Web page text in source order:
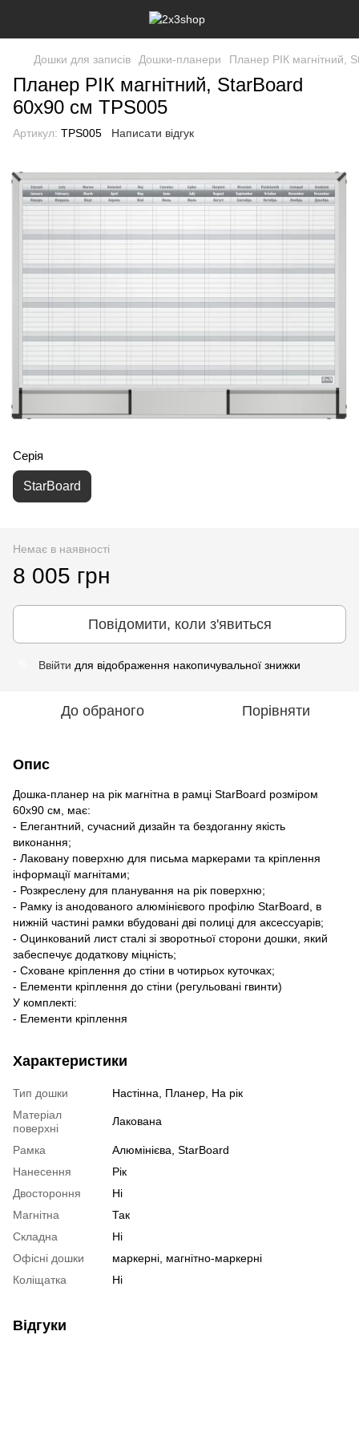
Дошки для записів Дошки-планери Планер РІК магнітний,
Планер РІК магнітний, StarBoard
60х90 см TPS005
Артикул: TPS005 Написати відгук
Серія
StarBoard
Немає в наявності
8 005 грн
Повідомити, коли з'явиться
Ввійти для відображення накопичувальної знижки
До обраного Порівняти
Опис
Дошка-планер на рік магнітна в рамці StarBoard розміром
60х90 см, має:
- Елегантний, сучасний дизайн та бездоганну якість
виконання;
- Лаковану поверхню для письма маркерами та кріплення
інформації магнітами;
- Розкреслену для планування на рік поверхню;
- Рамку із анодованого алюмінієвого профілю StarBoard, в
нижній частині рамки вбудовані дві полиці для аксессуарів;
- Оцинкований лист сталі зі зворотньої сторони дошки, який
забеспечує додаткову міцність;
- Сховане кріплення до стіни в чотирьох куточках;
- Елементи кріплення до стіни (регульовані гвинти)
У комплекті:
- Елементи кріплення
Характеристики
Тип дошки
Настінна, Планер, На рік
Матеріал
поверхні
Лакована
Рамка
Алюмінієва, StarBoard
Нанесення
Рік
Двостороння
Ні
Магнітна
Так
Складна
Ні
Офісні дошки
маркерні, магнітно-маркерні
Коліщатка
Ні
Відгуки